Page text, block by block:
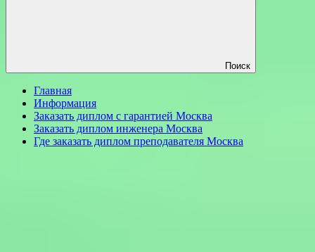
Поиск
Главная
Информация
Заказать диплом с гарантией Москва
Заказать диплом инженера Москва
Где заказать диплом преподавателя Москва